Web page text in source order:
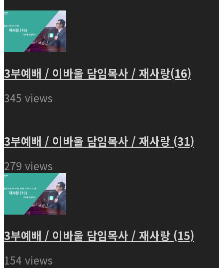
3부예배 / 이바울 담임목사 / 재사랑(16)
345 views
3부예배 / 이바울 담임목사 / 재사랑 (31)
279 views
3부예배 / 이바울 담임목사 / 재사랑 (15)
154 views